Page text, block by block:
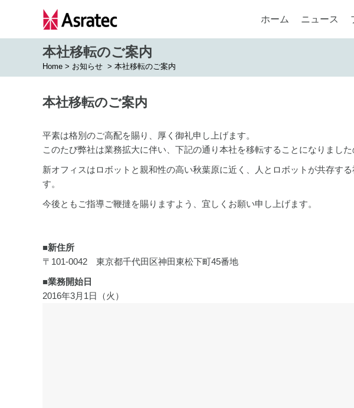
ホーム ニュース
本社移転のご案内
Home > お知らせ > 本社移転のご案内
本社移転のご案内
平素は格別のご高配を賜り、厚く御礼申し上げます。
このたび弊社は業務拡大に伴い、下記の通り本社を移転することになりました
新オフィスはロボットと親和性の高い秋葉原に近く、人とロボットが共存す
す。
今後ともご指導ご鞭撻を賜りますよう、宜しくお願い申し上げます。
■新住所
〒101-0042 東京都千代田区神田東松下町45番地
■業務開始日
2016年3月1日（火）